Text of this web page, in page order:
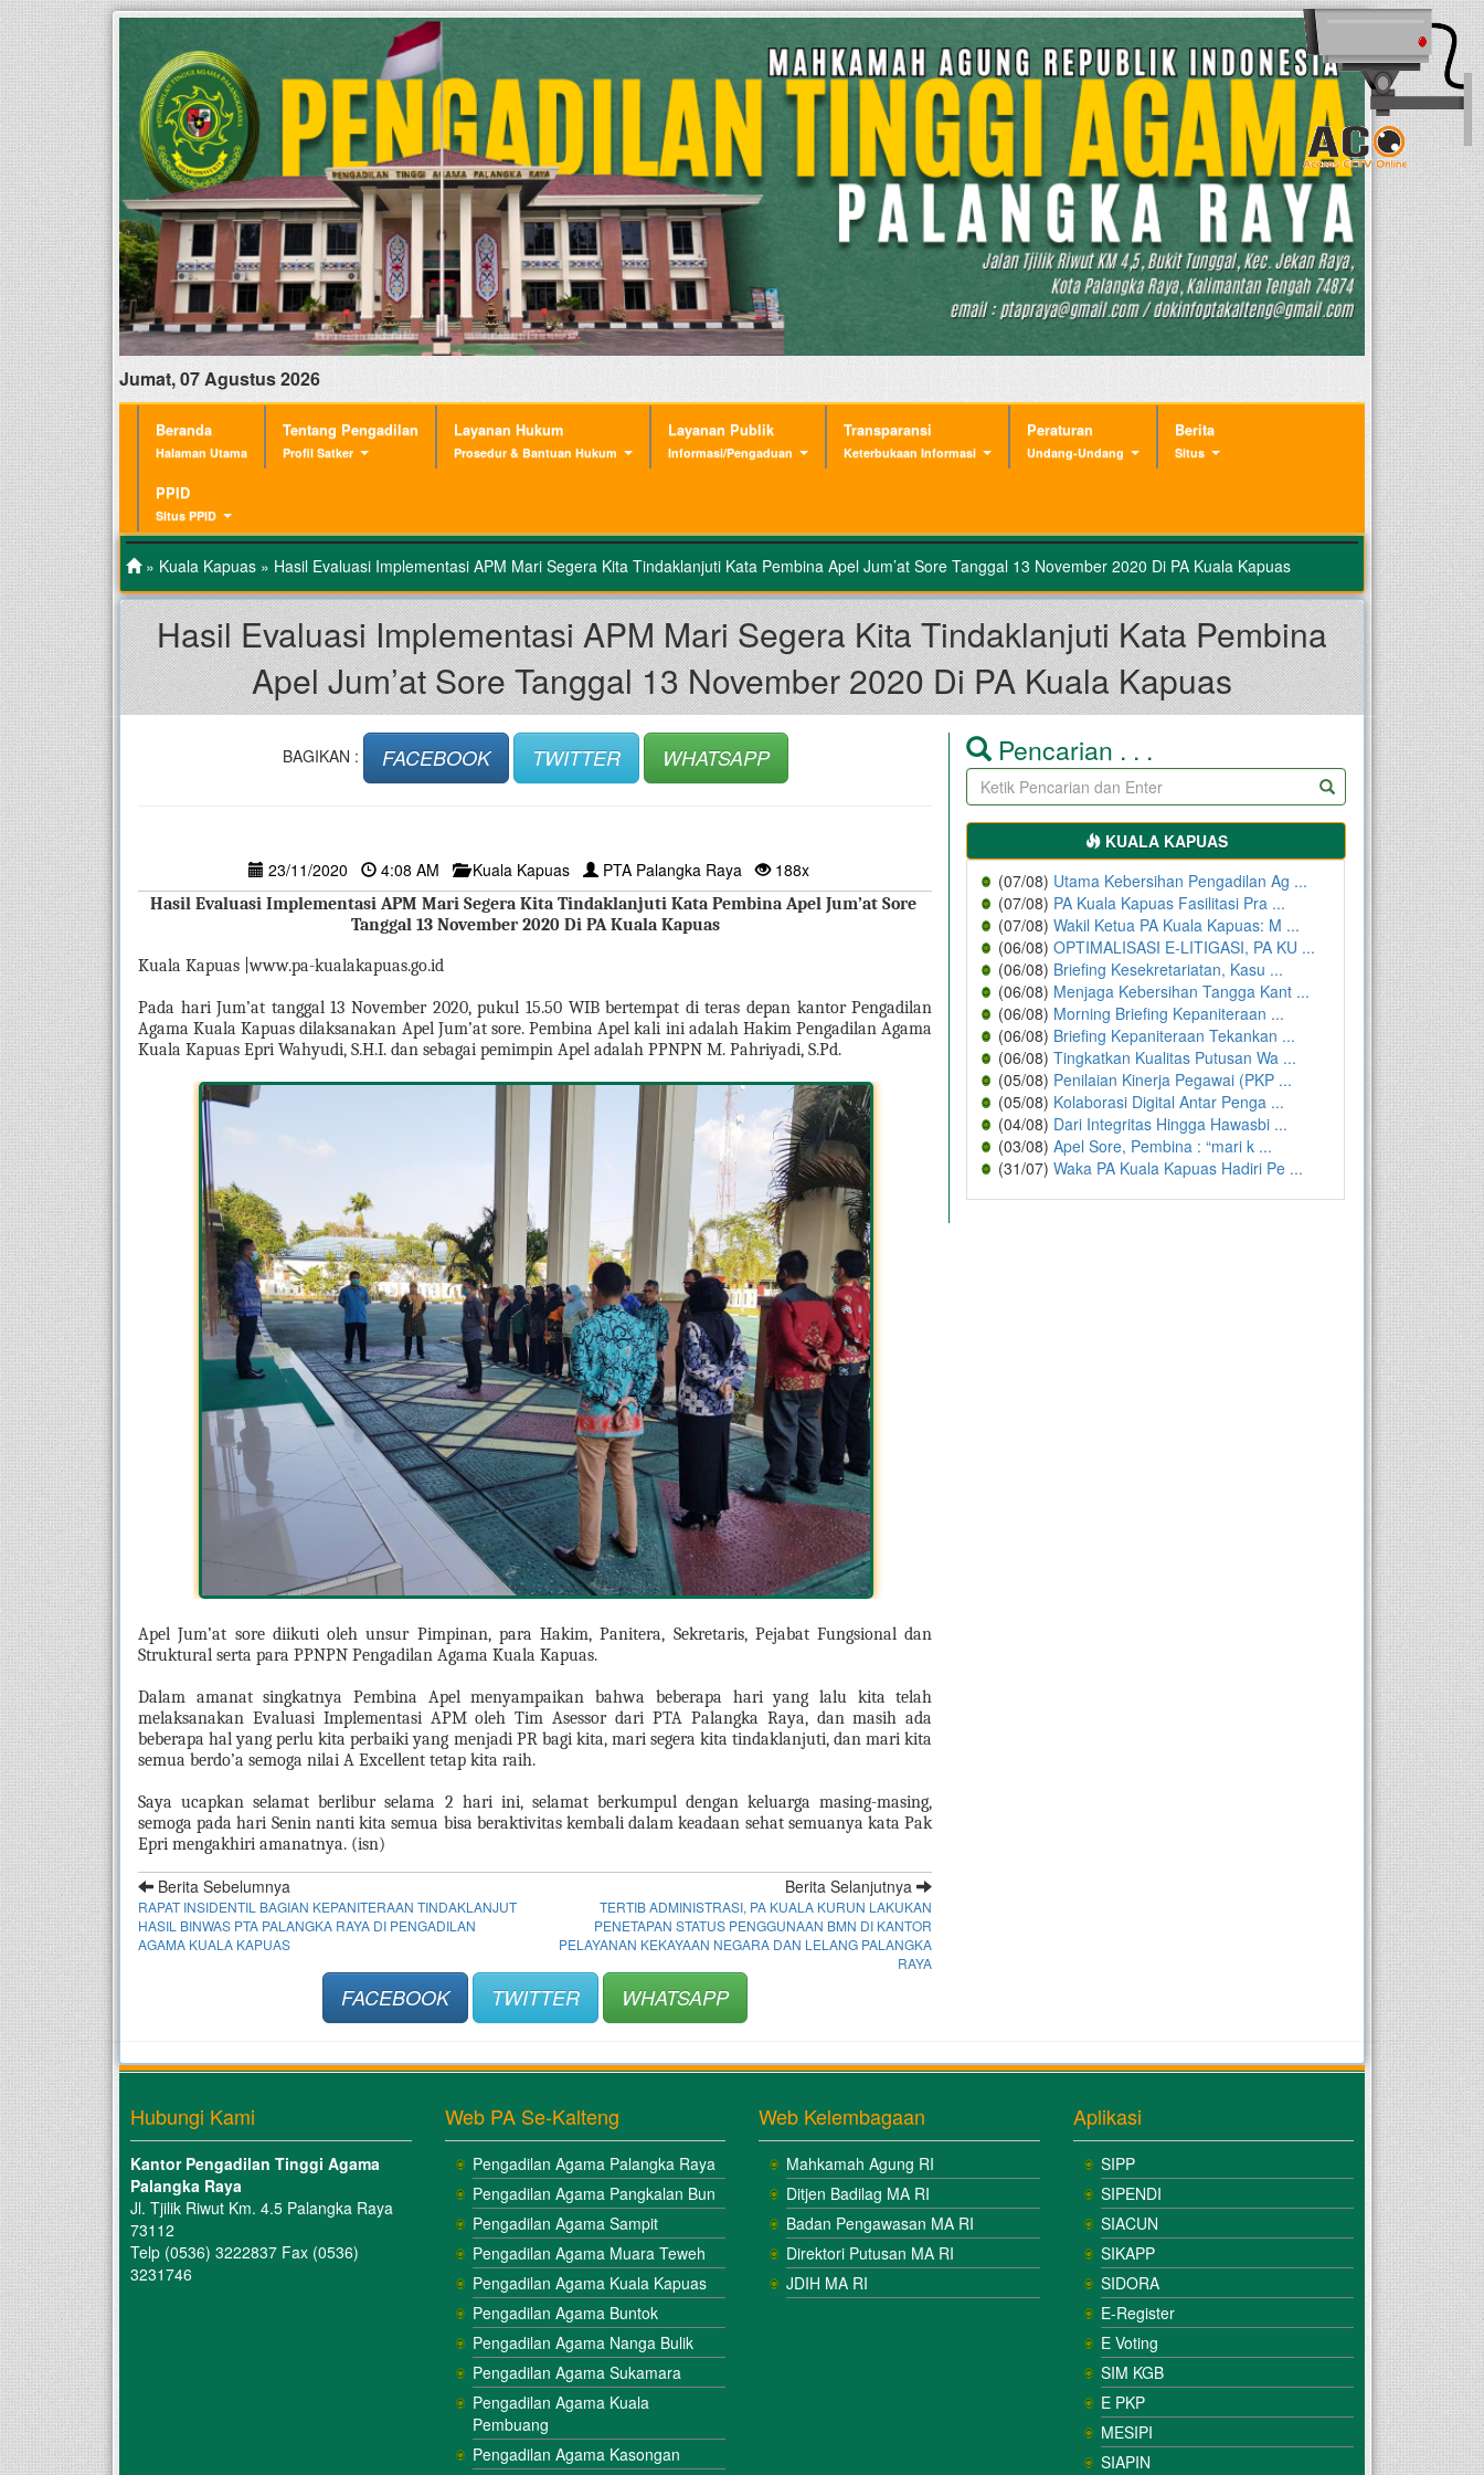
Jumat, 07 Agustus 2026
Beranda
Halaman Utama
Tentang Pengadilan
Profil Satker
Layanan Hukum
Prosedur & Bantuan Hukum
Layanan Publik
Informasi/Pengaduan
Transparansi
Keterbukaan Informasi
Peraturan
Undang-Undang
Berita
Situs
PPID
Situs PPID
» Kuala Kapuas » Hasil Evaluasi Implementasi APM Mari Segera Kita Tindaklanjuti Kata Pembina Apel Jum’at Sore Tanggal 13 November 2020 Di PA Kuala Kapuas
Hasil Evaluasi Implementasi APM Mari Segera Kita Tindaklanjuti Kata Pembina
Apel Jum’at Sore Tanggal 13 November 2020 Di PA Kuala Kapuas
BAGIKAN : FACEBOOK TWITTER WHATSAPP
23/11/2020 4:08 AM Kuala Kapuas PTA Palangka Raya 188x
Hasil Evaluasi Implementasi APM Mari Segera Kita Tindaklanjuti Kata Pembina Apel Jum’at Sore
Tanggal 13 November 2020 Di PA Kuala Kapuas
Kuala Kapuas |www.pa-kualakapuas.go.id
Pada hari Jum’at tanggal 13 November 2020, pukul 15.50 WIB bertempat di teras depan kantor Pengadilan
Agama Kuala Kapuas dilaksanakan Apel Jum’at sore. Pembina Apel kali ini adalah Hakim Pengadilan Agama
Kuala Kapuas Epri Wahyudi, S.H.I. dan sebagai pemimpin Apel adalah PPNPN M. Pahriyadi, S.Pd.
Apel Jum’at sore diikuti oleh unsur Pimpinan, para Hakim, Panitera, Sekretaris, Pejabat Fungsional dan
Struktural serta para PPNPN Pengadilan Agama Kuala Kapuas.
Dalam amanat singkatnya Pembina Apel menyampaikan bahwa beberapa hari yang lalu kita telah
melaksanakan Evaluasi Implementasi APM oleh Tim Asessor dari PTA Palangka Raya, dan masih ada
beberapa hal yang perlu kita perbaiki yang menjadi PR bagi kita, mari segera kita tindaklanjuti, dan mari kita
semua berdo’a semoga nilai A Excellent tetap kita raih.
Saya ucapkan selamat berlibur selama 2 hari ini, selamat berkumpul dengan keluarga masing-masing,
semoga pada hari Senin nanti kita semua bisa beraktivitas kembali dalam keadaan sehat semuanya kata Pak
Epri mengakhiri amanatnya. (isn)
Berita Sebelumnya
RAPAT INSIDENTIL BAGIAN KEPANITERAAN TINDAKLANJUT
HASIL BINWAS PTA PALANGKA RAYA DI PENGADILAN
AGAMA KUALA KAPUAS
Berita Selanjutnya
TERTIB ADMINISTRASI, PA KUALA KURUN LAKUKAN
PENETAPAN STATUS PENGGUNAAN BMN DI KANTOR
PELAYANAN KEKAYAAN NEGARA DAN LELANG PALANGKA
RAYA
FACEBOOK TWITTER WHATSAPP
Pencarian . . .
KUALA KAPUAS
(07/08) Utama Kebersihan Pengadilan Ag ...
(07/08) PA Kuala Kapuas Fasilitasi Pra ...
(07/08) Wakil Ketua PA Kuala Kapuas: M ...
(06/08) OPTIMALISASI E-LITIGASI, PA KU ...
(06/08) Briefing Kesekretariatan, Kasu ...
(06/08) Menjaga Kebersihan Tangga Kant ...
(06/08) Morning Briefing Kepaniteraan ...
(06/08) Briefing Kepaniteraan Tekankan ...
(06/08) Tingkatkan Kualitas Putusan Wa ...
(05/08) Penilaian Kinerja Pegawai (PKP ...
(05/08) Kolaborasi Digital Antar Penga ...
(04/08) Dari Integritas Hingga Hawasbi ...
(03/08) Apel Sore, Pembina : “mari k ...
(31/07) Waka PA Kuala Kapuas Hadiri Pe ...
Hubungi Kami
Kantor Pengadilan Tinggi Agama
Palangka Raya
Jl. Tjilik Riwut Km. 4.5 Palangka Raya
73112
Telp (0536) 3222837 Fax (0536)
3231746
Web PA Se-Kalteng
Pengadilan Agama Palangka Raya
Pengadilan Agama Pangkalan Bun
Pengadilan Agama Sampit
Pengadilan Agama Muara Teweh
Pengadilan Agama Kuala Kapuas
Pengadilan Agama Buntok
Pengadilan Agama Nanga Bulik
Pengadilan Agama Sukamara
Pengadilan Agama Kuala
Pembuang
Pengadilan Agama Kasongan
Web Kelembagaan
Mahkamah Agung RI
Ditjen Badilag MA RI
Badan Pengawasan MA RI
Direktori Putusan MA RI
JDIH MA RI
Aplikasi
SIPP
SIPENDI
SIACUN
SIKAPP
SIDORA
E-Register
E Voting
SIM KGB
E PKP
MESIPI
SIAPIN